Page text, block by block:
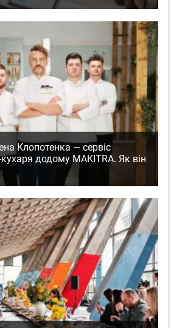
3
с серьезным подходом к работе.
определили таргетинг в соц. сетях
(ключевые слова, гео-, демо-
данный момент в среднем 56%.
слушать и слышать клиента и
каждого продукта. За это им
Оценка +2
0
пожаловаться
ответить
twitter
2
Клопотенка — сервіс
додому MAKITRA. Як він